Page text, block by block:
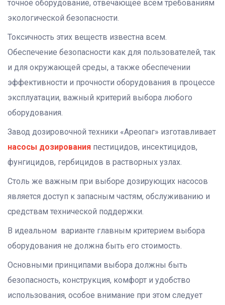
точное оборудование, отвечающее всем требованиям
экологической безопасности.
Токсичность этих веществ известна всем.
Обеспечение безопасности как для пользователей, так
и для окружающей среды, а также обеспечении
эффективности и прочности оборудования в процессе
эксплуатации, важный критерий выбора любого
оборудования.
Завод дозировочной техники «Ареопаг» изготавливает
насосы дозирования пестицидов, инсектицидов,
фунгицидов, гербицидов в растворных узлах.
Столь же важным при выборе дозирующих насосов
является доступ к запасным частям, обслуживанию и
средствам технической поддержки.
В идеальном варианте главным критерием выбора
оборудования не должна быть его стоимость.
Основными принципами выбора должны быть
безопасность, конструкция, комфорт и удобство
использования, особое внимание при этом следует